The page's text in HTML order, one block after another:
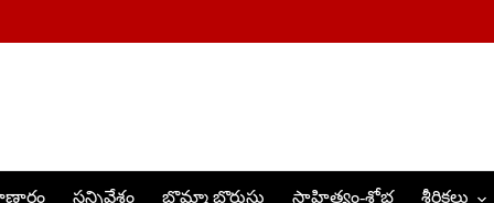
సన్నివేశం బొమ్మా బొరుసు సాహిత్యం-శోభ శీర్షికలు